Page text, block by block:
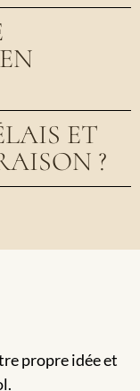
ET
?
propre idée et